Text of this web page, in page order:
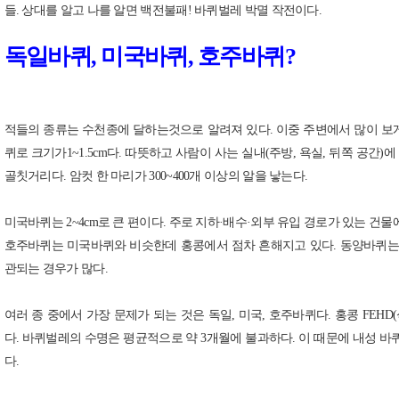
들. 상대를 알고 나를 알면 백전불패! 바퀴벌레 박멸 작전이다.
독일바퀴, 미국바퀴, 호주바퀴?
적들의 종류는 수천종에 달하는것으로 알려져 있다. 이중 주변에서 많이
퀴로 크기가1~1.5cm다. 따뜻하고 사람이 사는 실내(주방, 욕실, 뒤쪽 공간
골칫거리다. 암컷 한 마리가 300~400개 이상의 알을 낳는다.
미국바퀴는 2~4cm로 큰 편이다. 주로 지하·배수·외부 유입 경로가 있는 건
호주바퀴는 미국바퀴와 비슷한데 홍콩에서 점차 흔해지고 있다. 동양바
관되는 경우가 많다.
여러 종 중에서 가장 문제가 되는 것은 독일, 미국, 호주바퀴다. 홍콩
다. 바퀴벌레의 수명은 평균적으로 약 3개월에 불과하다. 이 때문에 내성
다.